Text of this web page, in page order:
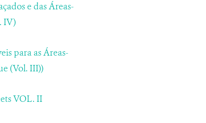
e das Áreas-
IV)
para as Áreas-
(Vol. III))
VOL. II